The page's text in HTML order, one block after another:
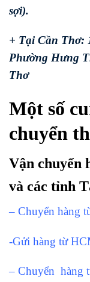
sợi).
+ Tại Cần Thơ:
Phường Hưng
Thơ
Một số
chuyển
Vận chuyển
và các tỉnh
– Chuyển hàng
-Gửi hàng từ
– Chuyển hàng